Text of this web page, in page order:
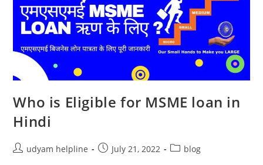
Who is Eligible for MSME loan in
Hindi
Postudyam helpline
PostJuly 21, 2022
Postblog